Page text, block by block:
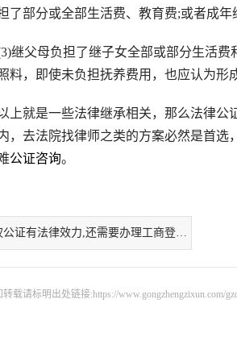
了部分或全部生活费、教育费;或者成年
父母负担了继子女全部或部分生活费
料，即使未负担抚养费用，也应认为形
就是一些法律继承相关，那么法律公
，去法院找律师之类的方案必然是首
公证咨询。
变更股权公证有法律效力,还需要办理工商登记吗
载请标明出处链接:https://www.gongzhengzixun.com/